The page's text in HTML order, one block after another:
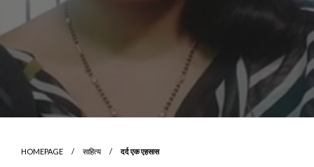
HOMEPAGE साहित्य दर्द एक एहसास